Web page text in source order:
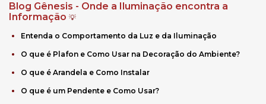
Blog Gênesis - Onde a Iluminação encontra a
Informação 💡
Entenda o Comportamento da Luz e da Iluminação
O que é Plafon e Como Usar na Decoração do Ambiente?
O que é Arandela e Como Instalar
O que é um Pendente e Como Usar?